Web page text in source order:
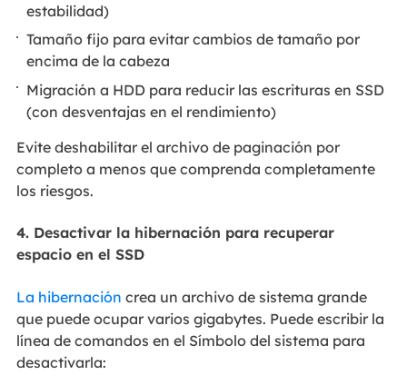
estabilidad)
Tamaño fijo para evitar cambios de tamaño por
encima de la cabeza
Migración a HDD para reducir las escrituras en SSD
(con desventajas en el rendimiento)
Evite deshabilitar el archivo de paginación por
completo a menos que comprenda completamente
los riesgos.
4. Desactivar la hibernación para recuperar
espacio en el SSD
La hibernación crea un archivo de sistema grande
que puede ocupar varios gigabytes. Puede escribir la
línea de comandos en el Símbolo del sistema para
desactivarla: